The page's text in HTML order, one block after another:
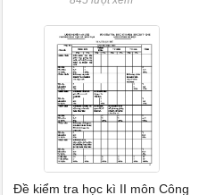
Đề kiểm tra học kì II môn Công